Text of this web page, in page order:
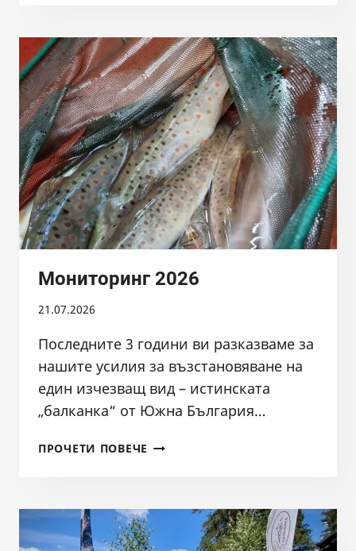
Мониторинг 2026
21.07.2026
Последните 3 години ви разказваме за
нашите усилия за възстановяване на
един изчезващ вид – истинската
„балканка“ от Южна България…
ПРОЧЕТИ ПОВЕЧЕ МОНИТОРИНГ